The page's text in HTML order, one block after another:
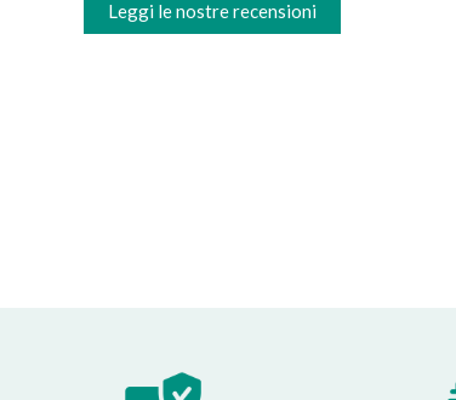
Leggi le nostre recensioni